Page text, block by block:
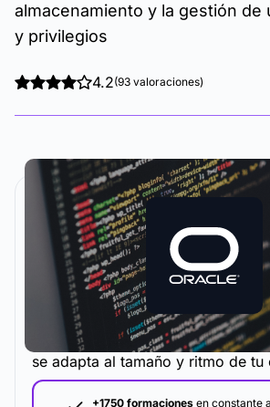
almacenamiento y la gestión de
y privilegios
4.2(93 valoraciones)
La metodología y plataforma de
se adapta al tamaño y ritmo de tu
+1750 formaciones en constante